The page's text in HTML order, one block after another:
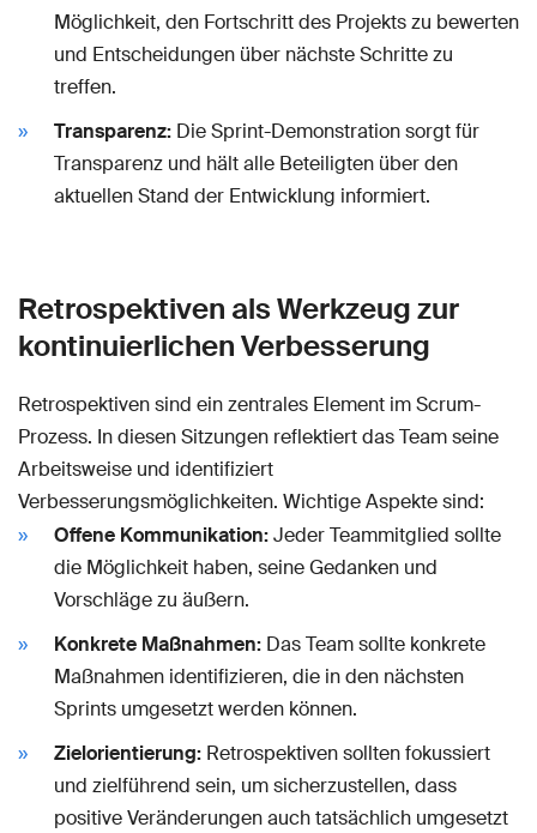
Möglichkeit, den Fortschritt des Projekts zu bewerten
und Entscheidungen über nächste Schritte zu
treffen.
Transparenz: Die Sprint-Demonstration sorgt für
Transparenz und hält alle Beteiligten über den
aktuellen Stand der Entwicklung informiert.
Retrospektiven als Werkzeug zur
kontinuierlichen Verbesserung
Retrospektiven sind ein zentrales Element im Scrum-
Prozess. In diesen Sitzungen reflektiert das Team seine
Arbeitsweise und identifiziert
Verbesserungsmöglichkeiten. Wichtige Aspekte sind:
Offene Kommunikation:Jeder Teammitglied sollte
die Möglichkeit haben, seine Gedanken und
Vorschläge zu äußern.
Konkrete Maßnahmen: Das Team sollte konkrete
Maßnahmen identifizieren, die in den nächsten
Sprints umgesetzt werden können.
Zielorientierung: Retrospektiven sollten fokussiert
und zielführend sein, um sicherzustellen, dass
positive Veränderungen auch tatsächlich umgesetzt